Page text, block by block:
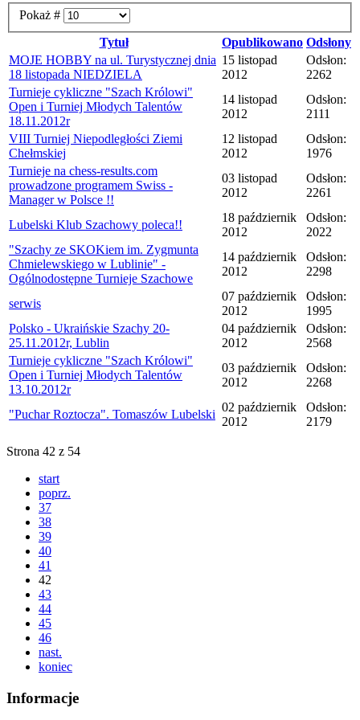
Pokaż #
Tytuł
Opublikowano Odsłony
MOJE HOBBY na ul. Turystycznej dnia
18 listopada NIEDZIELA
15 listopad
2012
Odsłon:
2262
Turnieje cykliczne "Szach Królowi"
Open i Turniej Młodych Talentów
18.11.2012r
14 listopad
2012
Odsłon:
2111
VIII Turniej Niepodległości Ziemi
Chełmskiej
12 listopad
2012
Odsłon:
1976
Turnieje na chess-results.com
prowadzone programem Swiss -
Manager w Polsce !!
03 listopad
2012
Odsłon:
2261
Lubelski Klub Szachowy poleca!!
18 październik
2012
Odsłon:
2022
"Szachy ze SKOKiem im. Zygmunta
Chmielewskiego w Lublinie" -
Ogólnodostępne Turnieje Szachowe
14 październik
2012
Odsłon:
2298
serwis
07 październik
2012
Odsłon:
1995
Polsko - Ukraińskie Szachy 20-
25.11.2012r, Lublin
04 październik
2012
Odsłon:
2568
Turnieje cykliczne "Szach Królowi"
Open i Turniej Młodych Talentów
13.10.2012r
03 październik
2012
Odsłon:
2268
"Puchar Roztocza". Tomaszów Lubelski
02 październik
2012
Odsłon:
2179
Strona 42 z 54
start
poprz.
37
38
39
40
41
42
43
44
45
46
nast.
koniec
Informacje